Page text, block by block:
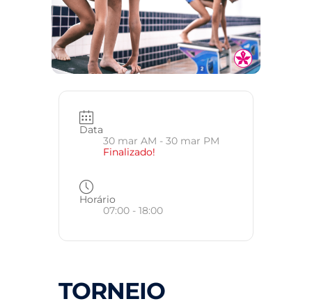
Data
30 mar AM - 30 mar PM
Finalizado!
Horário
07:00 - 18:00
TORNEIO